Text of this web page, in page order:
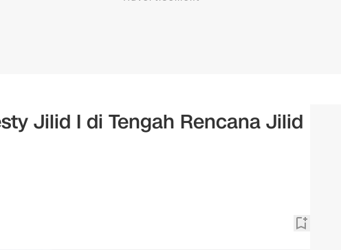
Jilid I di Tengah Rencana Jilid